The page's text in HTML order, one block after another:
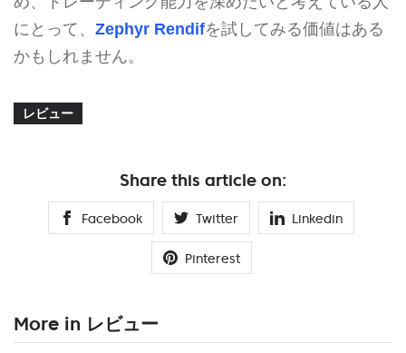
にとって、 Zephyr Rendifを試してみる価値はある
かもしれません。
レビュー
Share this article on:
Facebook Twitter Linkedin
Pinterest
More in レビュー